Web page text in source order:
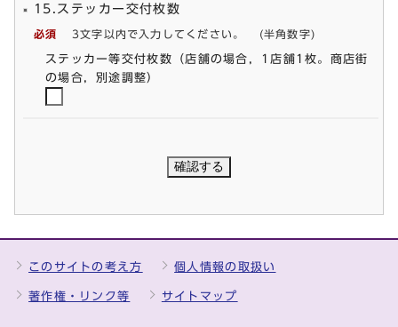
15.ステッカー交付枚数
必須 3文字以内で入力してください。 (半角数字)
ステッカー等交付枚数（店舗の場合，1店舗1枚。商店街
の場合，別途調整）
このサイトの考え方 個人情報の取扱い
著作権・リンク等 サイトマップ